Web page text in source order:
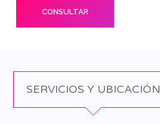
CONSULTAR
SERVICIOS Y UBICACIÓN